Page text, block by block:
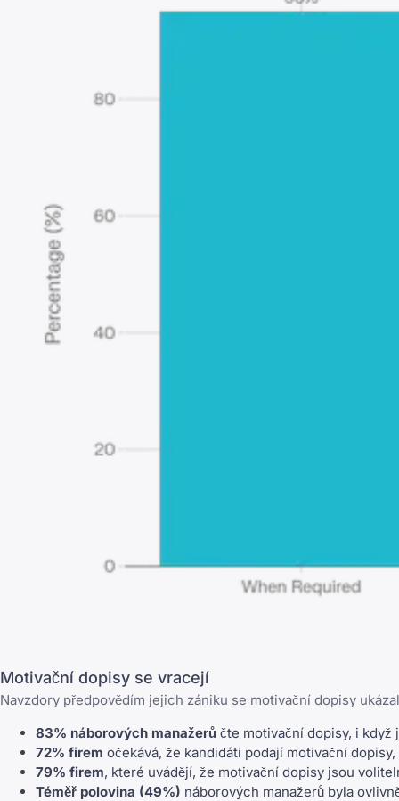
Motivační dopisy se vracejí
Navzdory předpovědím jejich zániku se motivační dopisy
83% náborových manažerů čte motivační dopisy, i
72% firem očekává, že kandidáti podají motivační
79% firem, které uvádějí, že motivační dopisy jsou
Téměř polovina (49%) náborových manažerů byla